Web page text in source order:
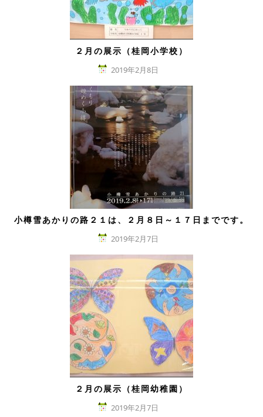
２月の展示（桂岡小学校）
2019年2月8日
小樽雪あかりの路２１は、２月８日～１７日までです。
2019年2月7日
２月の展示（桂岡幼稚園）
2019年2月7日